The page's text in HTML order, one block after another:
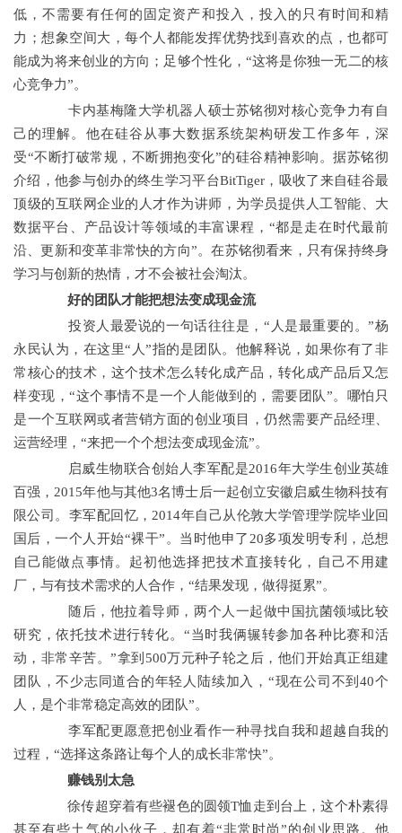
低，不需要有任何的固定资产和投入，投入的只有时间和精
力；想象空间大，每个人都能发挥优势找到喜欢的点，也都可
能成为将来创业的方向；足够个性化，“这将是你独一无二的核
心竞争力”。
卡内基梅隆大学机器人硕士苏铭彻对核心竞争力有自
己的理解。他在硅谷从事大数据系统架构研发工作多年，深
受“不断打破常规，不断拥抱变化”的硅谷精神影响。据苏铭彻
介绍，他参与创办的终生学习平台BitTiger，吸收了来自硅谷最
顶级的互联网企业的人才作为讲师，为学员提供人工智能、大
数据平台、产品设计等领域的丰富课程，“都是走在时代最前
沿、更新和变革非常快的方向”。在苏铭彻看来，只有保持终身
学习与创新的热情，才不会被社会淘汰。
好的团队才能把想法变成现金流
投资人最爱说的一句话往往是，“人是最重要的。”杨
永民认为，在这里“人”指的是团队。他解释说，如果你有了非
常核心的技术，这个技术怎么转化成产品，转化成产品后又怎
样变现，“这个事情不是一个人能做到的，需要团队”。哪怕只
是一个互联网或者营销方面的创业项目，仍然需要产品经理、
运营经理，“来把一个个想法变成现金流”。
启威生物联合创始人李军配是2016年大学生创业英雄
百强，2015年他与其他3名博士后一起创立安徽启威生物科技有
限公司。李军配回忆，2014年自己从伦敦大学管理学院毕业回
国后，一个人开始“裸干”。当时他申了20多项发明专利，总想
自己能做点事情。起初他选择把技术直接转化，自己不用建
厂，与有技术需求的人合作，“结果发现，做得挺累”。
随后，他拉着导师，两个人一起做中国抗菌领域比较
研究，依托技术进行转化。“当时我俩辗转参加各种比赛和活
动，非常辛苦。”拿到500万元种子轮之后，他们开始真正组建
团队，不少志同道合的年轻人陆续加入，“现在公司不到40个
人，是个非常稳定高效的团队”。
李军配更愿意把创业看作一种寻找自我和超越自我的
过程，“选择这条路让每个人的成长非常快”。
赚钱别太急
徐传超穿着有些褪色的圆领T恤走到台上，这个朴素得
甚至有些土气的小伙子，却有着“非常时尚”的创业思路。他